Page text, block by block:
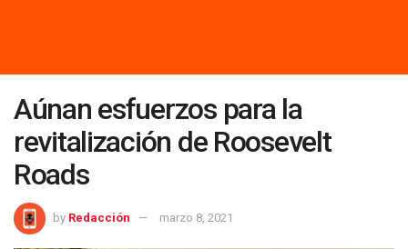
Aúnan esfuerzos para la
revitalización de Roosevelt
Roads
by Redacción marzo 8, 2021